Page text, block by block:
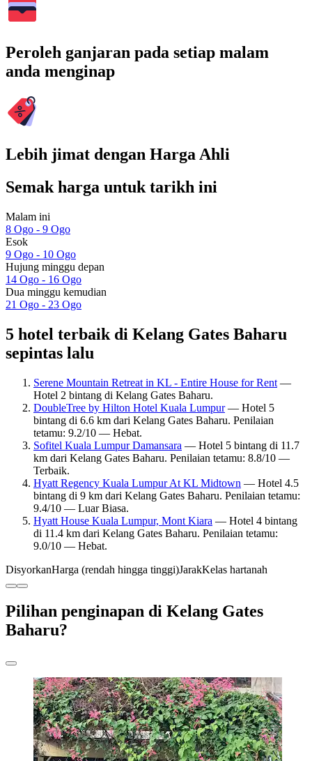
Peroleh ganjaran pada setiap malam
anda menginap
Lebih jimat dengan Harga Ahli
Semak harga untuk tarikh ini
Malam ini
8 Ogo - 9 Ogo
Esok
9 Ogo - 10 Ogo
Hujung minggu depan
14 Ogo - 16 Ogo
Dua minggu kemudian
21 Ogo - 23 Ogo
5 hotel terbaik di Kelang Gates Baharu
sepintas lalu
Serene Mountain Retreat in KL - Entire House for Rent —
Hotel 2 bintang di Kelang Gates Baharu.
DoubleTree by Hilton Hotel Kuala Lumpur— Hotel 5
bintang di 6.6 km dari Kelang Gates Baharu. Penilaian
tetamu: 9.2/10 — Hebat.
Sofitel Kuala Lumpur Damansara — Hotel 5 bintang di 11.7
km dari Kelang Gates Baharu. Penilaian tetamu: 8.8/10 —
Terbaik.
Hyatt Regency Kuala Lumpur At KL Midtown — Hotel 4.5
bintang di 9 km dari Kelang Gates Baharu. Penilaian tetamu:
9.4/10 — Luar Biasa.
Hyatt House Kuala Lumpur, Mont Kiara — Hotel 4 bintang
di 11.4 km dari Kelang Gates Baharu. Penilaian tetamu:
9.0/10 — Hebat.
DisyorkanHarga (rendah hingga tinggi)JarakKelas hartanah
Pilihan penginapan di Kelang Gates
Baharu?